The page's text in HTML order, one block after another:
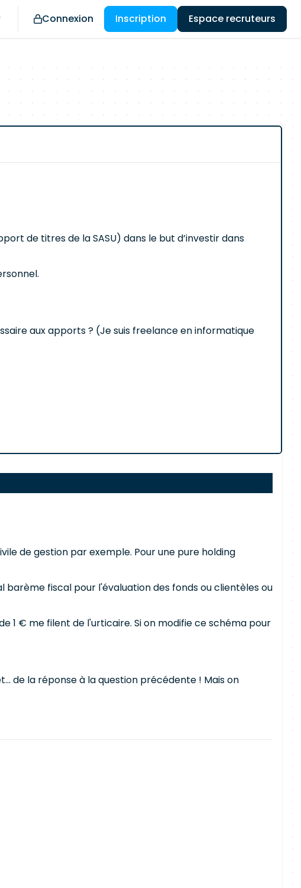
Connexion Inscription Espace recruteurs
de titres de la SASU) dans le but d’investir dans
aux apports ? (Je suis freelance en informatique
de gestion par exemple. Pour une pure holding
barème fiscal pour l'évaluation des fonds ou clientèles ou
1 € me filent de l'urticaire. Si on modifie ce schéma pour
de la réponse à la question précédente ! Mais on